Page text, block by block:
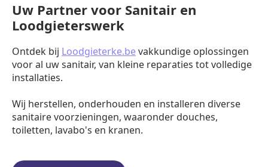
Uw Partner voor Sanitair en
Loodgieterswerk
Ontdek bij Loodgieterke.bevakkundige oplossingen
voor al uw sanitair, van kleine reparaties tot volledige
installaties.
Wij herstellen, onderhouden en installeren diverse
sanitaire voorzieningen, waaronder douches,
toiletten, lavabo's en kranen.